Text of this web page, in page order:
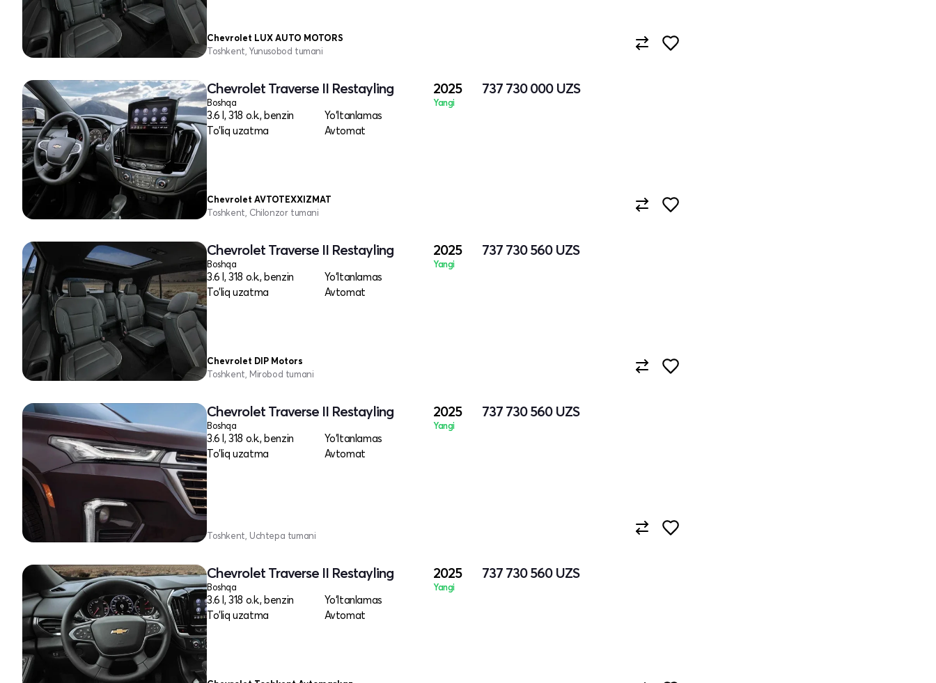
Chevrolet LUX AUTO MOTORS
Toshkent, Yunusobod tumani
Chevrolet Traverse II Restayling
Boshqa
3.6 l, 318 o.k., benzin
Yo‘ltanlamas
To'liq uzatma
Avtomat
2025
Yangi
737 730 000 UZS
Chevrolet AVTOTEXXIZMAT
Toshkent, Chilonzor tumani
Chevrolet Traverse II Restayling
Boshqa
3.6 l, 318 o.k., benzin
Yo‘ltanlamas
To'liq uzatma
Avtomat
2025
Yangi
737 730 560 UZS
Chevrolet DIP Motors
Toshkent, Mirobod tumani
Chevrolet Traverse II Restayling
Boshqa
3.6 l, 318 o.k., benzin
Yo‘ltanlamas
To'liq uzatma
Avtomat
2025
Yangi
737 730 560 UZS
Toshkent, Uchtepa tumani
Chevrolet Traverse II Restayling
Boshqa
3.6 l, 318 o.k., benzin
Yo‘ltanlamas
To'liq uzatma
Avtomat
2025
Yangi
737 730 560 UZS